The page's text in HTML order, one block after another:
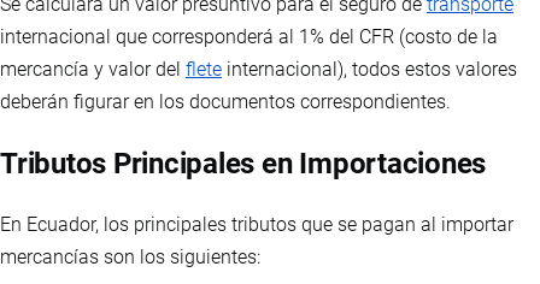
internacional que corresponderá al 1% del CFR (costo de la
mercancía y valor del flete internacional), todos estos valores
deberán figurar en los documentos correspondientes.
Tributos Principales en Importaciones
En Ecuador, los principales tributos que se pagan al importar
mercancías son los siguientes: